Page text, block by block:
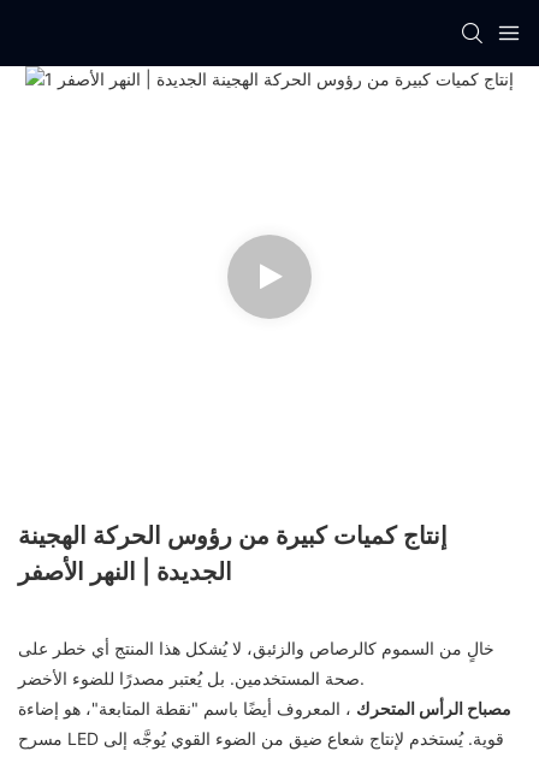
إنتاج كميات كبيرة من رؤوس الحركة الهجينة
الجديدة | النهر الأصفر
خالٍ من السموم كالرصاص والزئبق، لا يُشكل هذا المنتج أي خطر على
صحة المستخدمين. بل يُعتبر مصدرًا للضوء الأخضر.
مصباح الرأس المتحرك ، المعروف أيضًا باسم "نقطة المتابعة"، هو إضاءة
مسرح LED قوية. يُستخدم لإنتاج شعاع ضيق من الضوء القوي يُوجَّه إلى